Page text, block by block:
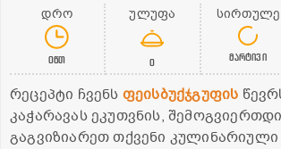
დრო
0წთ
ულუფა
0
სირთულე
მარტივი
რეცეპტი ჩვენს ფეისბუქჯგუფის
კაჭარავას ეკუთვნის,
გაგვიზიარეთ თქვენი კულინარიული